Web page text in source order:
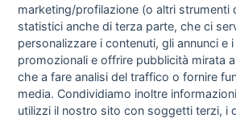
TARIFFE VENDITE GAS
TRIMESTRE 2020 (OTT -
marketing/profilazione (o altri strumenti
statistici anche di terza parte, che ci
personalizzare i contenuti, gli annunci e
promozionali e offrire pubblicità mirata
che a fare analisi del traffico o fornire
media. Condividiamo inoltre
utilizzi il nostro sito con soggetti terzi, i